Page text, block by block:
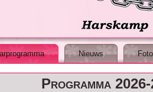
Nieuws
Programma